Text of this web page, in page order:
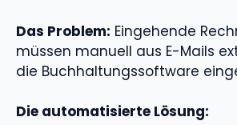
Das Problem: Eingehende
müssen manuell aus E-Mails
die Buchhaltungssoftware
Die automatisierte Lösung: